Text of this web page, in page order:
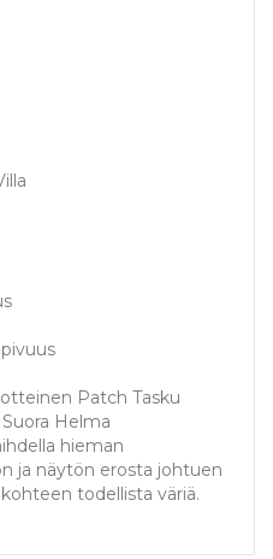
Patch Tasku
Helma
hieman
ja näytön erosta johtuen
todellista väriä.